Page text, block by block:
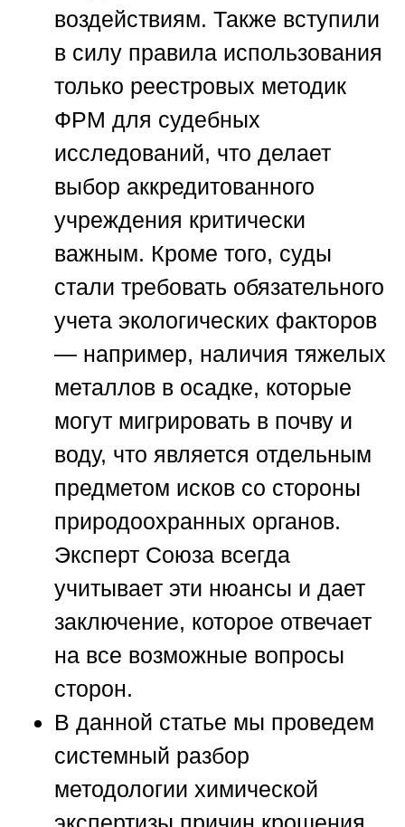
воздействиям. Также вступили
в силу правила использования
только реестровых методик
ФРМ для судебных
исследований, что делает
выбор аккредитованного
учреждения критически
важным. Кроме того, суды
стали требовать обязательного
учета экологических факторов
— например, наличия тяжелых
металлов в осадке, которые
могут мигрировать в почву и
воду, что является отдельным
предметом исков со стороны
природоохранных органов.
Эксперт Союза всегда
учитывает эти нюансы и дает
заключение, которое отвечает
на все возможные вопросы
сторон.
В данной статье мы проведем
системный разбор
методологии химической